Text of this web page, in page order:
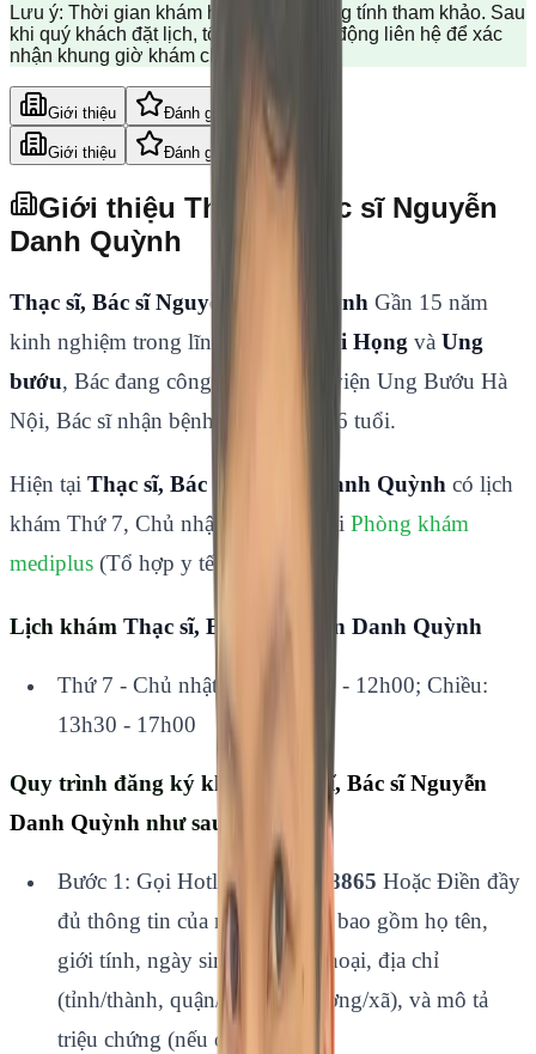
Lưu ý: Thời gian khám hiển thị chỉ mang tính tham khảo. Sau
khi quý khách đặt lịch, tổng đài sẽ chủ động liên hệ để xác
nhận khung giờ khám chính xác.
Giới thiệu Đánh giá
Giới thiệu Đánh giá
Giới thiệu Thạc sĩ, Bác sĩ Nguyễn
Danh Quỳnh
Thạc sĩ, Bác sĩ Nguyễn Danh Quỳnh Gần 15 năm
kinh nghiệm trong lĩnh vực
Tai Mũi Họng và Ung
bướu, Bác đang công tác tại Bệnh viện Ung Bướu Hà
Nội, Bác sĩ nhận bệnh nhân từ trên 6 tuổi.
Hiện tại Thạc sĩ, Bác sĩ Nguyễn Danh Quỳnh có lịch
khám Thứ 7, Chủ nhật hàng tuần tại Phòng khám
mediplus (Tổ hợp y tế Mediplus)
Lịch khám Thạc sĩ, Bác sĩ Nguyễn Danh Quỳnh
Thứ 7 - Chủ nhật: Sáng: 8h00 - 12h00; Chiều:
13h30 - 17h00
Quy trình đăng ký khám
Thạc sĩ, Bác sĩ Nguyễn
Danh Quỳnh như sau:
Bước 1: Gọi Hotline: 0941298865 Hoặc Điền đầy
đủ thông tin của người khám, bao gồm họ tên,
giới tính, ngày sinh, số điện thoại, địa chỉ
(tỉnh/thành, quận/huyện, phường/xã), và mô tả
triệu chứng (nếu có).